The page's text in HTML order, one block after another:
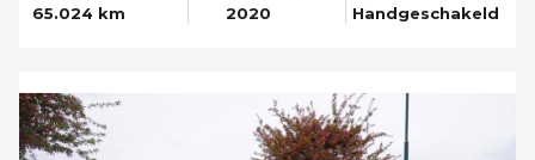
65.024 km
2020
Handgeschakeld